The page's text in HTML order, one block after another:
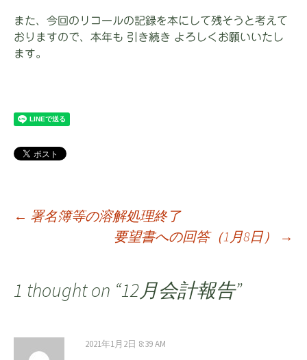
また、今回のリコールの記録を本にして残そうと考えて
おりますので、本年も 引き続き よろしくお願いいたし
ます。
稿
ナ
← 署名簿等の溶解処理終了
要望書への回答（1月8日）
→
1 thought on “12月会計報告”
2021年1月2日 8:39 AM